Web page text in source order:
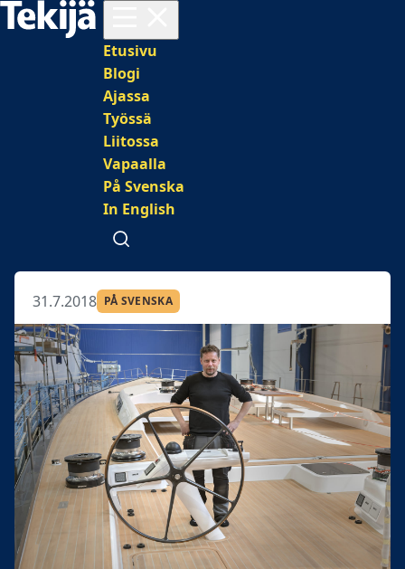
Päävalikko
Etusivu
Blogi
Ajassa
Työssä
Liitossa
Vapaalla
På Svenska
In English
Avaa haku
31.7.2018 PÅ SVENSKA